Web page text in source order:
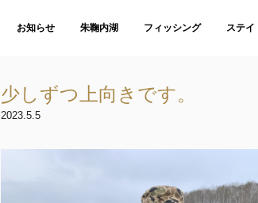
お知らせ 朱鞠内湖 フィッシング ステイ
少しずつ上向きです。
2023.5.5